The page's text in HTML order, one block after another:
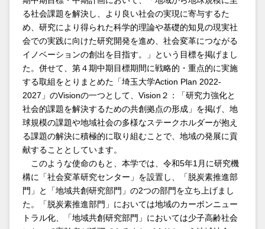
制と地理情報活用の展望」を2月4日(水)に開催しまし
た
2026.02.09 脱炭素推進部門
【記事掲載】埼玉県経営者協会会報誌の「埼玉経協ニ
ュース（2025年12・2026年1月（No.450）」（15ペ
ージ）に 社会変革研究センター脱炭素推進部門 持
木克之准教授の記事が掲載されました
2026.02.05 レジリエント社会研究部門
【災害×ダイバーシティセミナー】1月21日（水）”災
害復興における人権アプローチー東日本大震災の経験
から”を埼玉大学公式 YouTube チャンネルにて公開い
たしました
2026.02.02 地域共創研究部門
る社会課題を解決し、より良い社会の実現に寄与するた
め、研究により得られた科学的理論や基礎的知見の現実社
会での実践に向けた研究開発を進め、社会変革につながる
イノベーションの創出を目指す。」という目標を掲げまし
た。併せて、第４期中期目標期間に戦略的・重点的に実施
する取組をとりまとめた「埼玉大学Action Plan 2022-
2027」のVisionの一つとして、Vision２：「研究力強化と
社会的課題を解決するための共創拠点の形成」を掲げ、地
球規模の課題や地域社会の多様なステークホルダーが抱え
る課題の解決に積極的に取り組むことで、地域の発展に貢
献することとしています。
このような使命のもと、本学では、令和5年1月に研究機
構に「社会変革研究センター」を設置し、「脱炭素推進部
門」と「地域共創研究部門」の2つの部門を立ち上げまし
た。「脱炭素推進部門」においては地域のカーボンニュー
トラル化、「地域共創研究部門」においては少子高齢社会